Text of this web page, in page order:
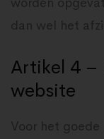
dan wel het
Artikel 4 –
website
Voor het